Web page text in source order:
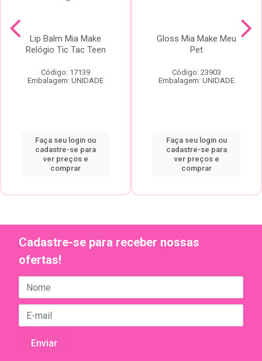
Lip Balm Mia Make
Relógio Tic Tac Teen
Código: 17139
Embalagem: UNIDADE
Faça seu login ou
cadastre-se para
ver preços e
comprar
Gloss Mia Make Meu
Pet
Código: 23903
Embalagem: UNIDADE
Faça seu login ou
cadastre-se para
ver preços e
comprar
Cadastre-se para receber nossas
ofertas!